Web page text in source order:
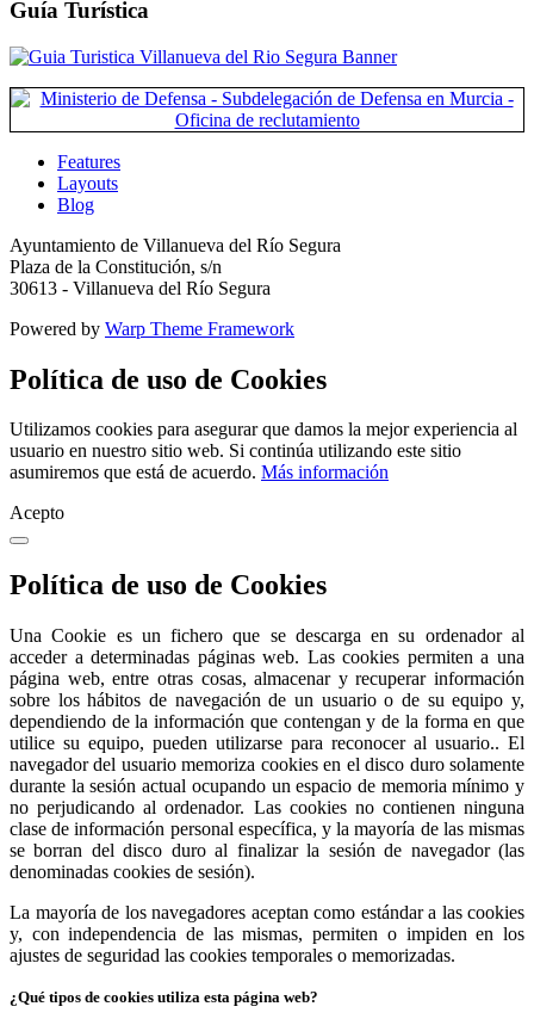
Guía Turística
Features
Layouts
Blog
Ayuntamiento de Villanueva del Río Segura
Plaza de la Constitución, s/n
30613 - Villanueva del Río Segura
Powered by Warp Theme Framework
Política de uso de Cookies
Utilizamos cookies para asegurar que damos la mejor experiencia al
usuario en nuestro sitio web. Si continúa utilizando este sitio
asumiremos que está de acuerdo. Más información
Acepto
Política de uso de Cookies
Una Cookie es un fichero que se descarga en su ordenador al
acceder a determinadas páginas web. Las cookies permiten a una
página web, entre otras cosas, almacenar y recuperar información
sobre los hábitos de navegación de un usuario o de su equipo y,
dependiendo de la información que contengan y de la forma en que
utilice su equipo, pueden utilizarse para reconocer al usuario.. El
navegador del usuario memoriza cookies en el disco duro solamente
durante la sesión actual ocupando un espacio de memoria mínimo y
no perjudicando al ordenador. Las cookies no contienen ninguna
clase de información personal específica, y la mayoría de las mismas
se borran del disco duro al finalizar la sesión de navegador (las
denominadas cookies de sesión).
La mayoría de los navegadores aceptan como estándar a las cookies
y, con independencia de las mismas, permiten o impiden en los
ajustes de seguridad las cookies temporales o memorizadas.
¿Qué tipos de cookies utiliza esta página web?